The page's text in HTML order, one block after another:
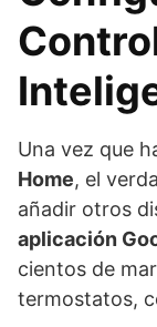
Una vez que
Home, el
añadir otros
aplicación
cientos de
termostatos,